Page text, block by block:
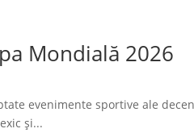
Mondială 2026
evenimente sportive ale
și...